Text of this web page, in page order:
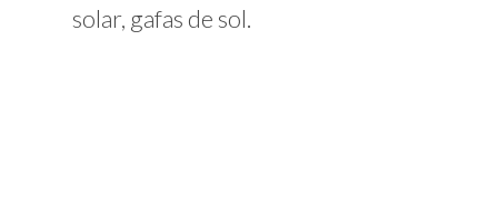
solar, gafas de sol.